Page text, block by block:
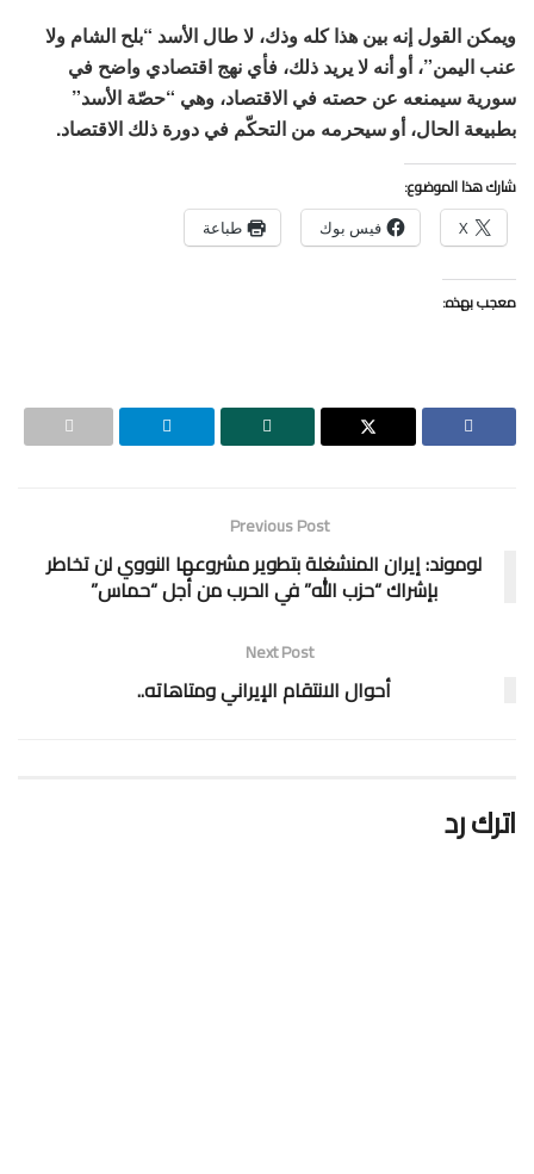
ويمكن القول إنه بين هذا كله وذك، لا طال الأسد “بلح الشام ولا
عنب اليمن”، أو أنه لا يريد ذلك، فأي نهج اقتصادي واضح في
سورية سيمنعه عن حصته في الاقتصاد، وهي “حصّة الأسد”
بطبيعة الحال، أو سيحرمه من التحكّم في دورة ذلك الاقتصاد.
شارك هذا الموضوع:
X فيس بوك طباعة
معجب بهذه:
Previous Post
لوموند: إيران المنشغلة بتطوير مشروعها النووي لن تخاطر
بإشراك “حزب الله” في الحرب من أجل “حماس”
Next Post
أحوال الانتقام الإيراني ومتاهاته..
اترك رد